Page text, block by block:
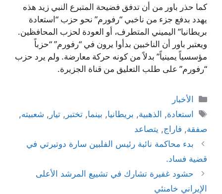
كما حذر باور من أن تدفق فضيحة المتبرع النبي زيد هذه
يهدد بدفع جزء من ناخبي “رفورم” نحو حزب “استعادة
بريطانيا” اليميني المتطرف، أو العودة لحزب المحافظين.
ويعتبر باور أن الناخبين بدأوا يرون في “رفورم” “حزباً
مؤسسياً يمينياً” بدلاً من كونه حركة معارضة. ولم يرد حزب
“رفورم” على طلب التعليق من قناة الجزيرة.
التصنيفات
الأخبار
الوسوم
استعادة, الذهبية, بريطانيا, بينما,تختبر ,تيار , شعبيته,
صفقة, فاراج, يتصاعد
بدء محاكمة نائبة رئيس الفلبين سارة دوتيرتي في
قضية فساد.
حشود غفيرة تشارك في تشييع المرشد الأعلى
الإيراني خامنئي